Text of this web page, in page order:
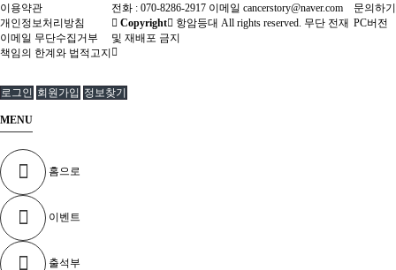
이용약관
개인정보처리방침
이메일 무단수집거부
책임의 한계와 법적고지
문의하기
PC버전
전화 : 070-8286-2917 이메일 cancerstory@naver.com
Copyright
항암등대 All rights reserved. 무단 전재
및 재배포 금지
로그인 회원가입 정보찾기
MENU
홈으로
이벤트
출석부